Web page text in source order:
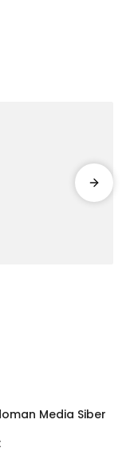
Media Siber